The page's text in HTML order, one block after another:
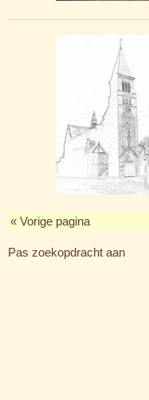
« Vorige pagina
Pas zoekopdracht aan